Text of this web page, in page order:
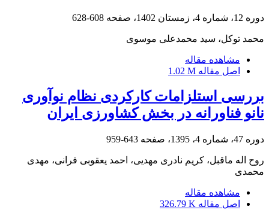
دوره 12، شماره 4، زمستان 1402، صفحه 608-628
محمد توکل، سید محمدعلی موسوی
مشاهده مقاله
اصل مقاله 1.02 M
بررسی استلزامات کارکردی نظام نوآوری
نانو فناورانه در بخش کشاورزی ایران
دوره 47، شماره 4، 1395، صفحه 643-959
روح اله ماقبل، کریم نادری مهدیی، احمد یعقوبی فرانی، مهدی
محمدی
مشاهده مقاله
اصل مقاله 326.79 K